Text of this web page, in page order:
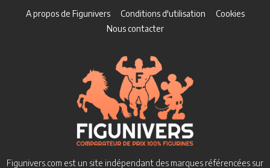
A propos de Figunivers Conditions d'utilisation
Cookies
Nous contacter
Figunivers.com est un site indépendant des marques référencées sur